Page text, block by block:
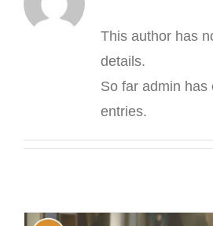
USLUGE
This author has
details.
So far admin has
entries.